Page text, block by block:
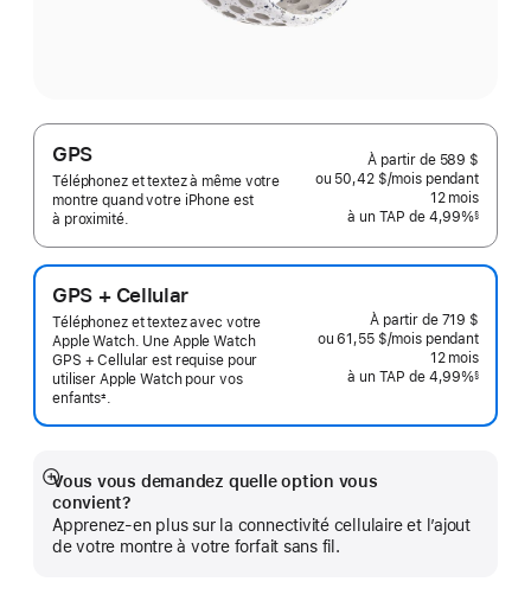
GPS
Téléphonez et textez à même votre
montre quand votre iPhone est
à proximité.
À partir de 589 $
ou 50,42 $/mois par
mois
pendant
12 mois
à un TAP de 4,99%§
GPS + Cellular
Téléphonez et textez avec votre
Apple Watch. Une Apple Watch
GPS + Cellular est requise pour
utiliser Apple Watch pour vos
enfants± .
À partir de 719 $
ou 61,55 $/mois par
mois
pendant
12 mois
à un TAP de 4,99%§
Vous vous demandez quelle option vous
convient?
Apprenez-en plus sur la connectivité cellulaire et l’ajout
de votre montre à votre forfait sans fil.
En
montrer
plus